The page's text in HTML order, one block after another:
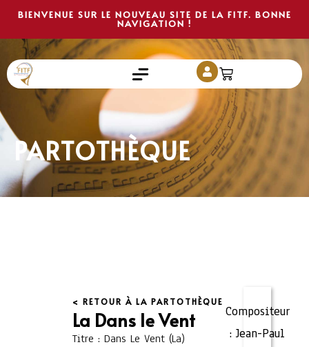
BIENVENUE SUR LE NOUVEAU SITE DE LA FITF. BONNE
NAVIGATION !
PARTOTHÈQUE
< RETOUR À LA PARTOTHÈQUE
La Dans le Vent
Titre : Dans Le Vent (La)
Compositeur
: Jean-Paul